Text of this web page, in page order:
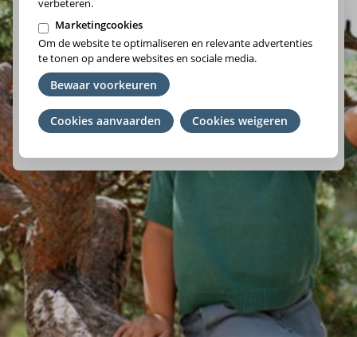
Vlaams-Brabant/Brussel
Wallonie
We raden je aan om het ziekenfonds te kiezen waar je lid
van bent. Ben je geen lid? Kies de regio waar je woont.
verbeteren.
Marketingcookies
Om de website te optimaliseren en relevante advertenties
te tonen op andere websites en sociale media.
Bewaar voorkeuren
Cookies weigeren
Cookies aanvaarden
Je
toestemming
intrekken